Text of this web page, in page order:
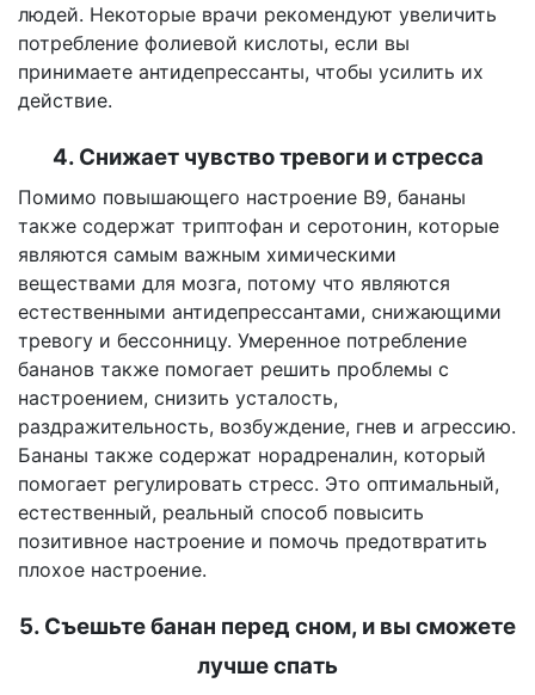
людей. Некоторые врачи рекомендуют увеличить
потребление фолиевой кислоты, если вы
принимаете антидепрессанты, чтобы усилить их
действие.
4. Снижает чувство тревоги и стресса
Помимо повышающего настроение B9, бананы
также содержат триптофан и серотонин, которые
являются самым важным химическими
веществами для мозга, потому что являются
естественными антидепрессантами, снижающими
тревогу и бессонницу. Умеренное потребление
бананов также помогает решить проблемы с
настроением, снизить усталость,
раздражительность, возбуждение, гнев и агрессию.
Бананы также содержат норадреналин, который
помогает регулировать стресс. Это оптимальный,
естественный, реальный способ повысить
позитивное настроение и помочь предотвратить
плохое настроение.
5. Съешьте банан перед сном, и вы сможете
лучше спать